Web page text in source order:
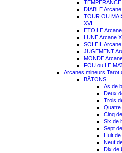
DIABLE Arcane
TOUR OU
XVI
ETOILE Arcane
LUNE Arcane
SOLEIL Arcane
JUGEMENT
MONDE
FOU ou LE
Arcanes mineurs Tarot
BÂTONS
As de
Deux
Trois
Quatre
Cinq
Six de
Sept
Huit de
Neuf
Dix de